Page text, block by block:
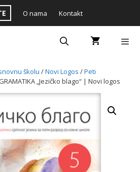
O nama Kontakt
školu /Novi Logos /Peti
„Jezičko blago“ | Novi logos